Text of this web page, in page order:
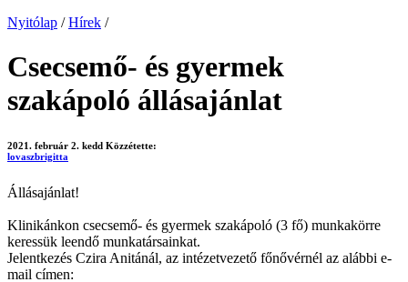
Nyitólap / Hírek /
Csecsemő- és gyermek
szakápoló állásajánlat
2021. február 2. kedd Közzétette:
lovaszbrigitta
Állásajánlat!
Klinikánkon csecsemő- és gyermek szakápoló (3 fő) munkakörre
keressük leendő munkatársainkat.
Jelentkezés Czira Anitánál, az intézetvezető főnővérnél az alábbi e-
mail címen: